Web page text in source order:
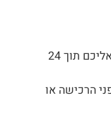
ניתן להזמין משלוח + תלייה מקצועית עד אליכם תוך 24
הרכישה או